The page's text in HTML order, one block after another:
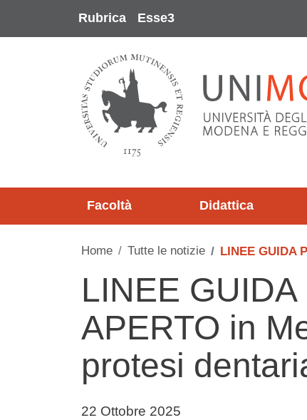
Rubrica Esse3
Facoltà Didattica
Home Tutte le notizie LINEE GUIDA
LINEE
APERTO in
protesi
Data di pubblicazione della notizia
22 Ottobre 2025